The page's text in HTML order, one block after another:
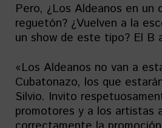
Pero, ¿Los Aldeanos en un
reguetón? ¿Vuelven a la
un show de este tipo? El B
«Los Aldeanos no van a
Cubatonazo, los que
Silvio. Invito
promotores y a los artistas